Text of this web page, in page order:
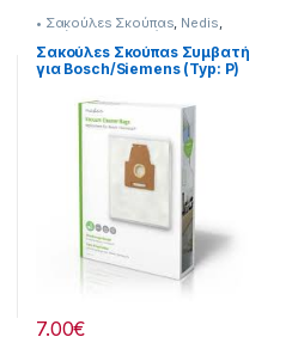
• Σακούλεs Σκούπαs Nedis
Σκούπισμα & Καθάρισμα
Σακούλεs Σκούπαs Συμβατή
για Bosch/Siemens (Typ: P)
7.00€